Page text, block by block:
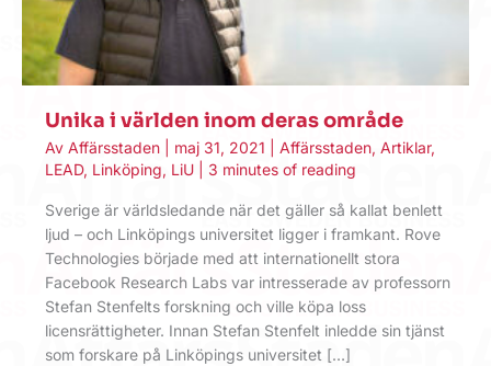
Unika i världen inom deras område
Av Affärsstaden maj 31, 2021 Affärsstaden, Artiklar,
LEAD, Linköping, LiU 3 minutes of reading
Sverige är världsledande när det gäller så kallat benlett
ljud – och Linköpings universitet ligger i framkant. Rove
Technologies började med att internationellt stora
Facebook Research Labs var intresserade av professorn
Stefan Stenfelts forskning och ville köpa loss
licensrättigheter. Innan Stefan Stenfelt inledde sin tjänst
som forskare på Linköpings universitet […]